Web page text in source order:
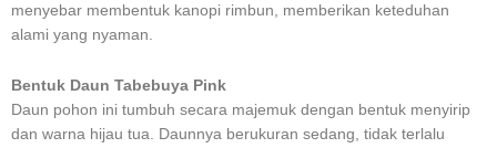
menyebar membentuk kanopi rimbun, memberikan keteduhan
alami yang nyaman.
Bentuk Daun Tabebuya Pink
Daun pohon ini tumbuh secara majemuk dengan bentuk menyirip
dan warna hijau tua. Daunnya berukuran sedang, tidak terlalu